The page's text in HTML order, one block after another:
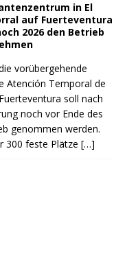
in El
auf Fuerteventura
2026 den Betrieb
vorübergehende
Atención Temporal de
soll nach
noch vor Ende des
genommen werden.
300 feste Plätze […]